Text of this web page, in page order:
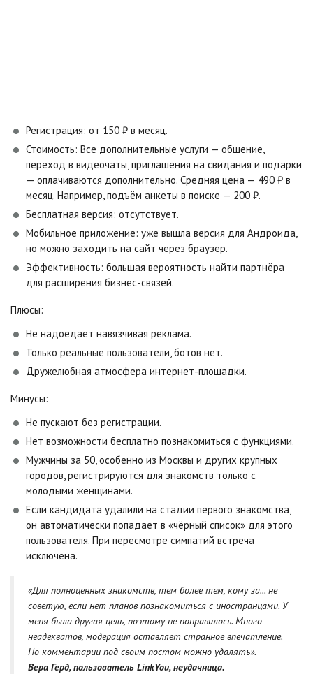
Регистрация: от 150 ₽ в месяц.
Стоимость: Все дополнительные услуги — общение,
переход в видеочаты, приглашения на свидания и подарки
— оплачиваются дополнительно. Средняя цена — 490 ₽ в
месяц. Например, подъём анкеты в поиске — 200 ₽.
Бесплатная версия: отсутствует.
Мобильное приложение: уже вышла версия для Андроида,
но можно заходить на сайт через браузер.
Эффективность: большая вероятность найти партнёра
для расширения бизнес-связей.
Плюсы:
Не надоедает навязчивая реклама.
Только реальные пользователи, ботов нет.
Дружелюбная атмосфера интернет-площадки.
Минусы:
Не пускают без регистрации.
Нет возможности бесплатно познакомиться с функциями.
Мужчины за 50, особенно из Москвы и других крупных
городов, регистрируются для знакомств только с
молодыми женщинами.
Если кандидата удалили на стадии первого знакомства,
он автоматически попадает в «чёрный список» для этого
пользователя. При пересмотре симпатий встреча
исключена.
«Для полноценных знакомств, тем более тем, кому за... не
советую, если нет планов познакомиться с иностранцами. У
меня была другая цель, поэтому не понравилось. Много
неадекватов, модерация оставляет странное впечатление.
Но комментарии под своим постом можно удалять».
Вера Герд, пользователь LinkYou, неудачница.